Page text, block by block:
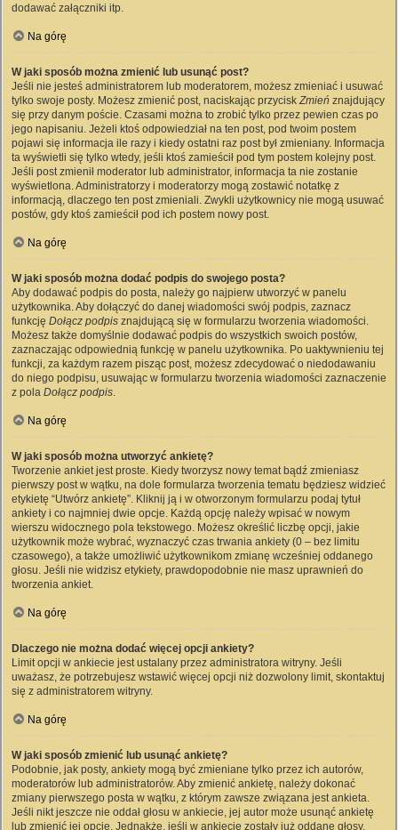
dodawać załączniki itp.
Na górę
W jaki sposób można zmienić lub usunąć post?
Jeśli nie jesteś administratorem lub moderatorem, możesz zmieniać i usuwać
tylko swoje posty. Możesz zmienić post, naciskając przyciskZmień znajdujący
się przy danym poście. Czasami można to zrobić tylko przez pewien czas po
jego napisaniu. Jeżeli ktoś odpowiedział na ten post, pod twoim postem
pojawi się informacja ile razy i kiedy ostatni raz post był zmieniany. Informacja
ta wyświetli się tylko wtedy, jeśli ktoś zamieścił pod tym postem kolejny post.
Jeśli post zmienił moderator lub administrator, informacja ta nie zostanie
wyświetlona. Administratorzy i moderatorzy mogą zostawić notatkę z
informacją, dlaczego ten post zmieniali. Zwykli użytkownicy nie mogą usuwać
postów, gdy ktoś zamieścił pod ich postem nowy post.
Na górę
W jaki sposób można dodać podpis do swojego posta?
Aby dodawać podpis do posta, należy go najpierw utworzyć w panelu
użytkownika. Aby dołączyć do danej wiadomości swój podpis, zaznacz
funkcję Dołącz podpis znajdującą się w formularzu tworzenia wiadomości.
Możesz także domyślnie dodawać podpis do wszystkich swoich postów,
zaznaczając odpowiednią funkcję w panelu użytkownika. Po uaktywnieniu tej
funkcji, za każdym razem pisząc post, możesz zdecydować o niedodawaniu
do niego podpisu, usuwając w formularzu tworzenia wiadomości zaznaczenie
z pola Dołącz podpis.
Na górę
W jaki sposób można utworzyć ankietę?
Tworzenie ankiet jest proste. Kiedy tworzysz nowy temat bądź zmieniasz
pierwszy post w wątku, na dole formularza tworzenia tematu będziesz widzieć
etykietę “Utwórz ankietę”. Kliknij ją i w otworzonym formularzu podaj tytuł
ankiety i co najmniej dwie opcje. Każdą opcję należy wpisać w nowym
wierszu widocznego pola tekstowego. Możesz określić liczbę opcji, jakie
użytkownik może wybrać, wyznaczyć czas trwania ankiety (0 – bez limitu
czasowego), a także umożliwić użytkownikom zmianę wcześniej oddanego
głosu. Jeśli nie widzisz etykiety, prawdopodobnie nie masz uprawnień do
tworzenia ankiet.
Na górę
Dlaczego nie można dodać więcej opcji ankiety?
Limit opcji w ankiecie jest ustalany przez administratora witryny. Jeśli
uważasz, że potrzebujesz wstawić więcej opcji niż dozwolony limit, skontaktuj
się z administratorem witryny.
Na górę
W jaki sposób zmienić lub usunąć ankietę?
Podobnie, jak posty, ankiety mogą być zmieniane tylko przez ich autorów,
moderatorów lub administratorów. Aby zmienić ankietę, należy dokonać
zmiany pierwszego posta w wątku, z którym zawsze związana jest ankieta.
Jeśli nikt jeszcze nie oddał głosu w ankiecie, jej autor może usunąć ankietę
lub zmienić jej opcje. Jednakże, jeśli w ankiecie zostały już oddane głosy,